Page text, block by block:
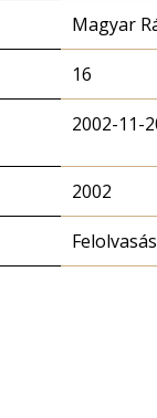
Magyar
16
2002-11-
2002
Felolvasás